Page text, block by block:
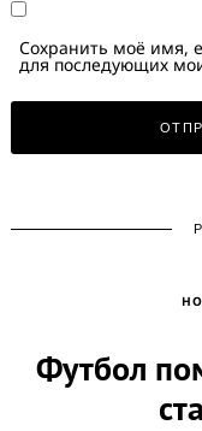
Сохранить моё имя,
для последующих
Футбол